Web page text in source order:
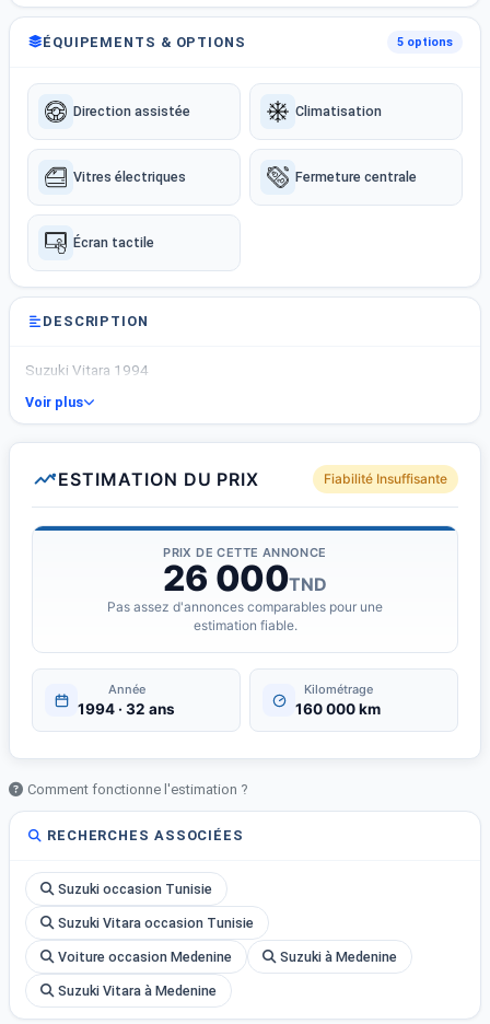
ÉQUIPEMENTS & OPTIONS 5 options
Direction assistée Climatisation
Vitres électriques Fermeture centrale
Écran tactile
DESCRIPTION
Suzuki Vitara 1994
Voir plus
ESTIMATION DU PRIX Fiabilité Insuffisante
PRIX DE CETTE ANNONCE
26 000TND
Pas assez d'annonces comparables pour une
estimation fiable.
Année
1994 · 32 ans
Kilométrage
160 000 km
Comment fonctionne l'estimation ?
RECHERCHES ASSOCIÉES
Suzuki occasion Tunisie
Suzuki Vitara occasion Tunisie
Voiture occasion Medenine Suzuki à Medenine
Suzuki Vitara à Medenine